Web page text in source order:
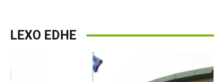
LEXO EDHE